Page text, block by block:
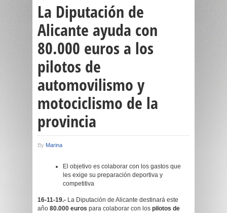
La Diputación de
Alicante ayuda con
80.000 euros a los
pilotos de
automovilismo y
motociclismo de la
provincia
By Marina
El objetivo es colaborar con los gastos que
les exige su preparación deportiva y
competitiva
16-11-19.- La Diputación de Alicante destinará este
año 80.000 euros para colaborar con los pilotos de